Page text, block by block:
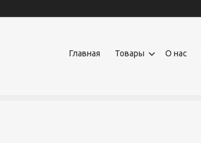
Главная Товары О нас